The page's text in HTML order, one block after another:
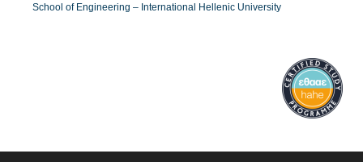
School of Engineering – International Hellenic University